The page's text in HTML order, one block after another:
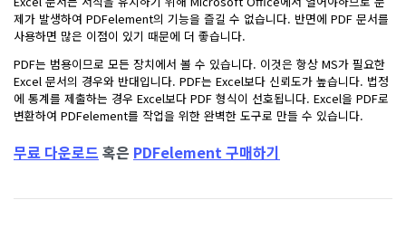
제가 발생하여 PDFelement의 기능을 즐길 수 없습니다. 반면에 PDF 문서를
사용하면 많은 이점이 있기 때문에 더 좋습니다.
PDF는 범용이므로 모든 장치에서 볼 수 있습니다. 이것은 항상 MS가 필요한
Excel 문서의 경우와 반대입니다. PDF는 Excel보다 신뢰도가 높습니다. 법정
에 통계를 제출하는 경우 Excel보다 PDF 형식이 선호됩니다. Excel을 PDF로
변환하여 PDFelement를 작업을 위한 완벽한 도구로 만들 수 있습니다.
무료 다운로드 혹은 PDFelement 구매하기